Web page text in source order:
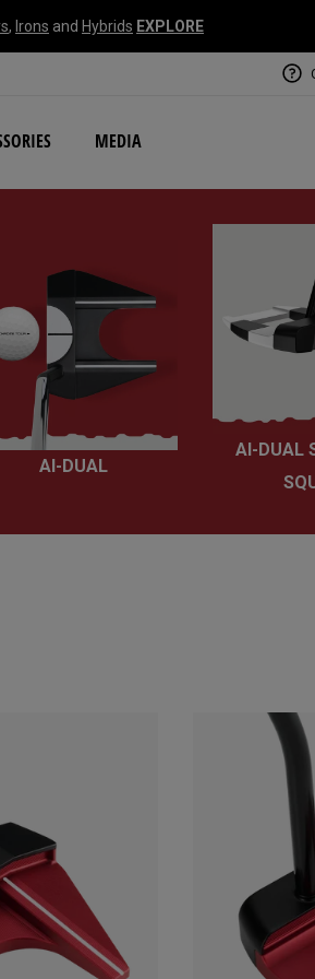
, Irons and Hybrids EXPLORE
MEDIA
NEW Damascus Milled Collection
AI-DUAL
AI-DUAL